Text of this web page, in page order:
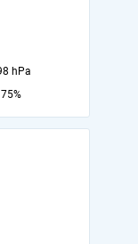
hPa
75%